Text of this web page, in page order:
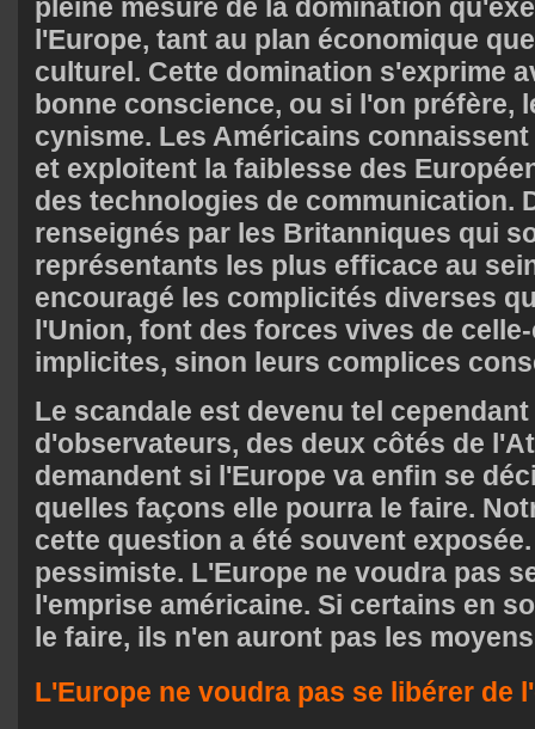
pleine mesure de la domination
l'Europe, tant au plan économique
culturel. Cette domination s'exprime
bonne conscience, ou si l'on préfère,
cynisme. Les Américains
et exploitent la faiblesse des
des technologies de communication.
renseignés par les Britanniques qui
représentants les plus efficace au
encouragé les complicités diverses
l'Union, font des forces vives de
implicites, sinon leurs complices
Le scandale est devenu tel
d'observateurs, des deux côtés de
demandent si l'Europe va enfin se
quelles façons elle pourra le faire.
cette question a été souvent
pessimiste. L'Europe ne voudra pas
l'emprise américaine. Si certains en
le faire, ils n'en auront pas les
L'Europe ne voudra pas se libérer de